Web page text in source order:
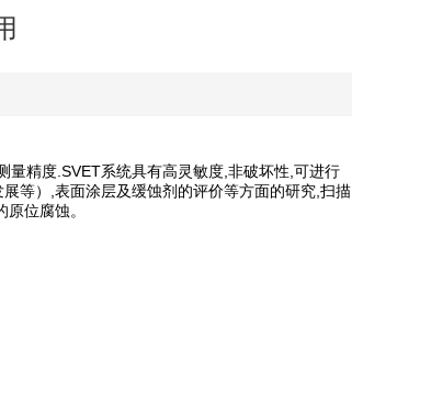
精度.SVET系统具有高灵敏度,非破坏性,可进行
等）,表面涂层及缓蚀剂的评价等方面的研究,扫描
位腐蚀。